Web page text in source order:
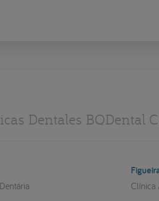
Dentales BQDental
Clínica